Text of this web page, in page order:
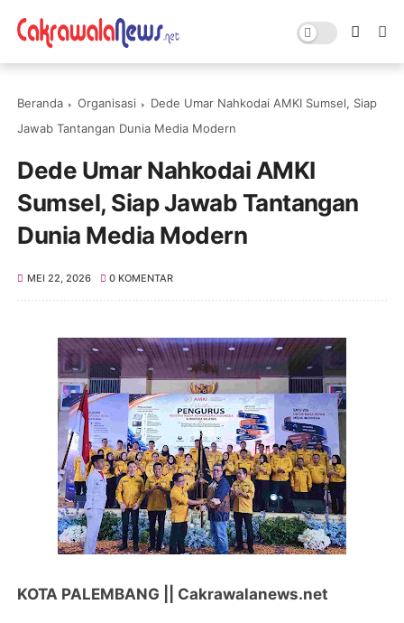
Beranda Organisasi
Dede Umar Nahkodai AMKI Sumsel, Siap
Jawab Tantangan Dunia Media Modern
Dede Umar Nahkodai AMKI
Sumsel, Siap Jawab Tantangan
Dunia Media Modern
MEI 22, 2026 0 KOMENTAR
KOTA PALEMBANG || Cakrawalanews.net